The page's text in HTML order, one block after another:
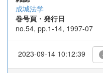
成城法学
巻号頁・発行日
no.54, pp.1-14, 1997-07
2023-09-14 10:12:39